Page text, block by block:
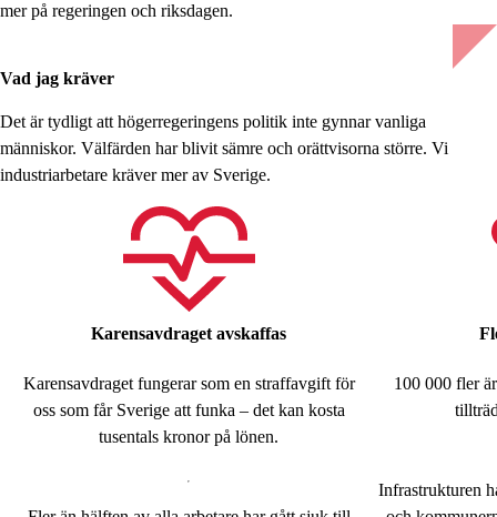
mer på regeringen och riksdagen.
Vad jag kräver
Det är tydligt att högerregeringens politik inte gynnar vanliga
människor. Välfärden har blivit sämre och orättvisorna större. Vi
industriarbetare kräver mer av Sverige.
Karensavdraget avskaffas
Karensavdraget fungerar som en straffavgift för
oss som får Sverige att funka – det kan kosta
tusentals kronor på lönen.
100 000 fler
Infrastrukturen